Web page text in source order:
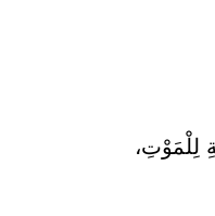
لِلْمَوْتِ،